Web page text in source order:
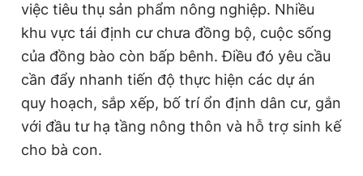
Tổng biên tập: Nguyễn Ngọc Toàn
Phó tổng biên tập thường trực: Hải Thành
Phó tổng biên tập: Lâm Hiếu Dũng
Phó tổng biên tập: Trần Việt Hưng
Tổng thư ký tòa soạn: Đức Trung
Giấy phép xuất bản số 110/GP - BTTTT cấp ngày 24.3.2020
© 2003-2026 Bản quyền thuộc về Báo Thanh Niên. Cấm sao
chép dưới mọi hình thức nếu không có sự chấp thuận bằng văn
bản. Phát triển bởi ePi Technologies, JSC.
việc tiêu thụ sản phẩm nông nghiệp. Nhiều
khu vực tái định cư chưa đồng bộ, cuộc sống
của đồng bào còn bấp bênh. Điều đó yêu cầu
cần đẩy nhanh tiến độ thực hiện các dự án
quy hoạch, sắp xếp, bố trí ổn định dân cư, gắn
với đầu tư hạ tầng nông thôn và hỗ trợ sinh kế
cho bà con.